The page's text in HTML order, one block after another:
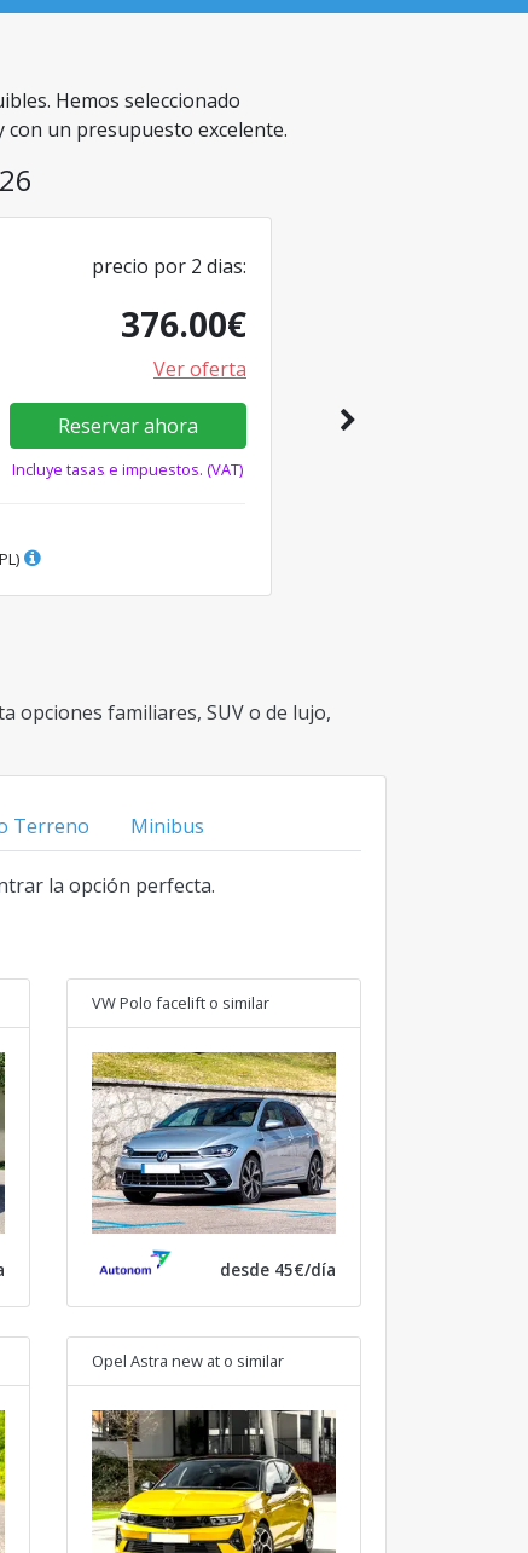
Hemos seleccionado
un presupuesto excelente.
precio por 2 dias:
376.00€
Ver oferta
Reservar ahora
Incluye tasas e impuestos. (VAT)
opciones familiares, SUV o de lujo,
Terreno Minibus
la opción perfecta.
VW Polo facelift o similar
desde 45€/día
Opel Astra new at o similar